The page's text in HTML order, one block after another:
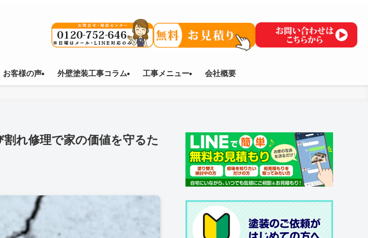
お客様の声 外壁塗装工事コラム 工事メニュー 会社概要
割れ修理で家の価値を守るた